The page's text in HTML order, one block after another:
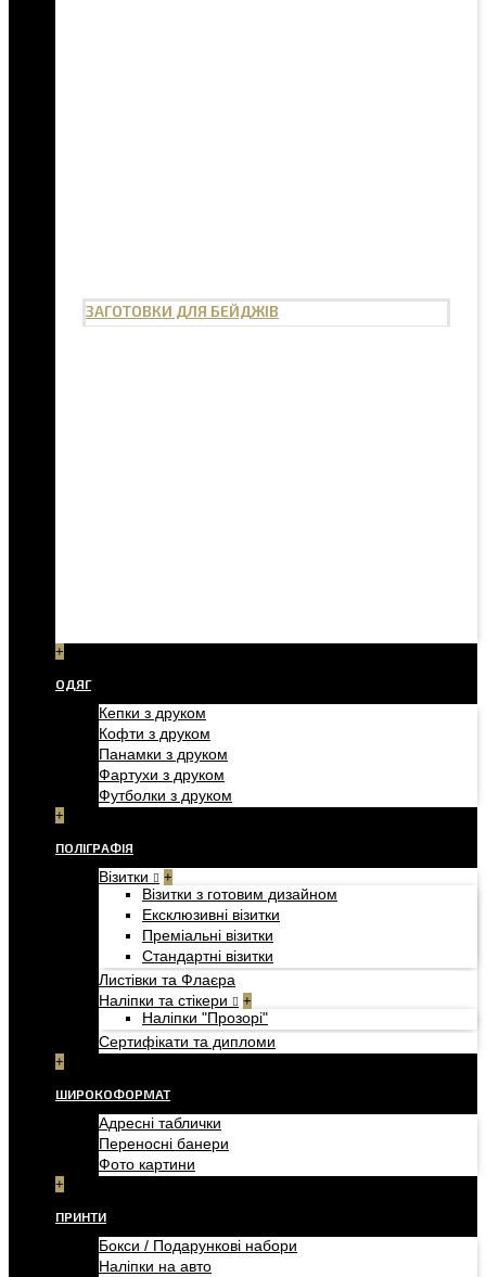
ЗАГОТОВКИ ДЛЯ БЕЙДЖІВ
+
ОДЯГ
Кепки з друком
Кофти з друком
Панамки з друком
Фартухи з друком
Футболки з друком
+
ПОЛІГРАФІЯ
Візитки +
Візитки з готовим дизайном
Ексклюзивні візитки
Преміальні візитки
Стандартні візитки
Листівки та Флаєра
Наліпки та стікери
+
Наліпки "Прозорі"
Сертифікати та дипломи
+
ШИРОКОФОРМАТ
Адресні таблички
Переносні банери
Фото картини
+
ПРИНТИ
Бокси / Подарункові набори
Наліпки на авто